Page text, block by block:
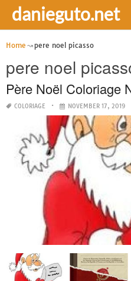
danieguto.net
Home pere noel picasso
pere noel
Père Noël Coloriage
COLORIAGE NOVEMBER 17, 2019